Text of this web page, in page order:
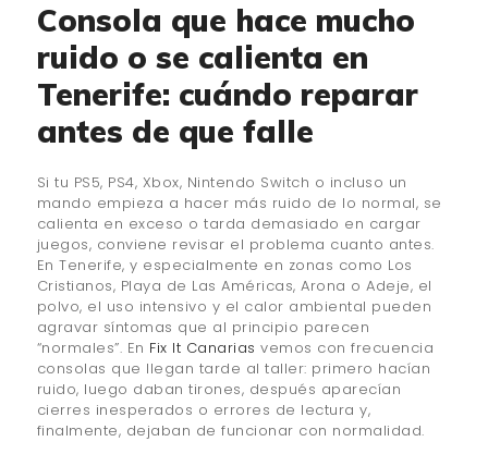
Consola que hace mucho
ruido o se calienta en
Tenerife: cuándo reparar
antes de que falle
Si tu PS5, PS4, Xbox, Nintendo Switch o incluso un
mando empieza a hacer más ruido de lo normal, se
calienta en exceso o tarda demasiado en cargar
juegos, conviene revisar el problema cuanto antes.
En Tenerife, y especialmente en zonas como Los
Cristianos, Playa de Las Américas, Arona o Adeje, el
polvo, el uso intensivo y el calor ambiental pueden
agravar síntomas que al principio parecen
“normales”. En Fix It Canarias vemos con frecuencia
consolas que llegan tarde al taller: primero hacían
ruido, luego daban tirones, después aparecían
cierres inesperados o errores de lectura y,
finalmente, dejaban de funcionar con normalidad.